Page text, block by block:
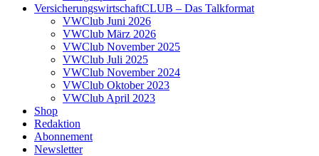
VersicherungswirtschaftCLUB – Das Talkformat
VWClub Juni 2026
VWClub März 2026
VWClub November 2025
VWClub Juli 2025
VWClub November 2024
VWClub Oktober 2023
VWClub April 2023
Shop
Redaktion
Abonnement
Newsletter